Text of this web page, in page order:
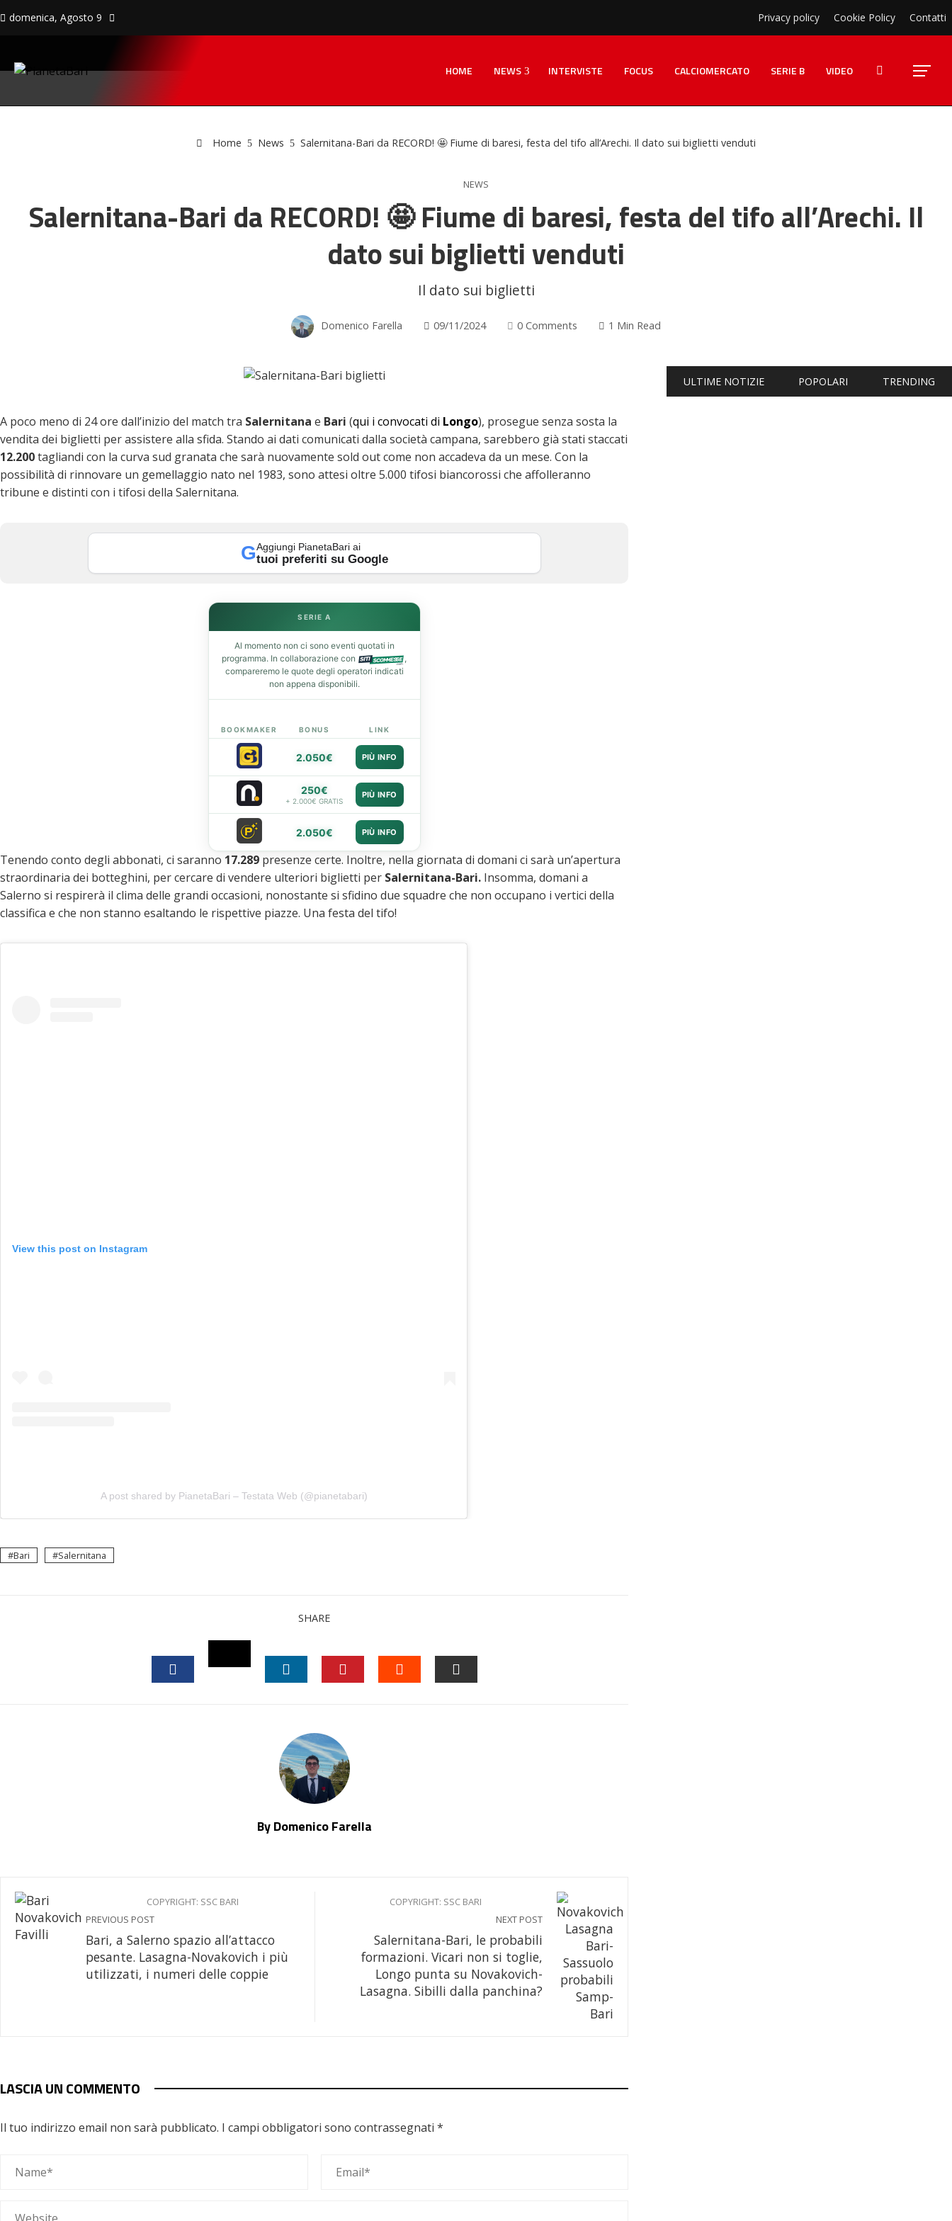
domenica, Agosto 9 Privacy policy Cookie Policy Contatti
HOME NEWS INTERVISTE FOCUS CALCIOMERCATO SERIE B VIDEO
Home News Salernitana-Bari da RECORD! 🤩 Fiume di baresi, festa del tifo all’Arechi. Il dato sui biglietti venduti
NEWS
Salernitana-Bari da RECORD! 🤩 Fiume di baresi, festa del tifo all’Arechi. Il
dato sui biglietti venduti
Il dato sui biglietti
Domenico Farella 09/11/2024 0 Comments 1 Min Read
A poco meno di 24 ore dall’inizio del match tra Salernitana e Bari (qui i convocati di Longo), prosegue senza sosta la
vendita dei biglietti per assistere alla sfida. Stando ai dati comunicati dalla società campana, sarebbero già stati staccati
12.200tagliandi con la curva sud granata che sarà nuovamente sold out come non accadeva da un mese. Con la
possibilità di rinnovare un gemellaggio nato nel 1983, sono attesi oltre 5.000 tifosi biancorossi che affolleranno
tribune e distinti con i tifosi della Salernitana.
GAggiungi PianetaBari ai
tuoi preferiti su Google
SERIE A
Al momento non ci sono eventi quotati in
programma. In collaborazione con
,
compareremo le quote degli operatori indicati
non appena disponibili.
BOOKMAKER BONUS LINK
2.050€ PIÙ INFO
250€
+ 2.000€ GRATIS
PIÙ INFO
2.050€ PIÙ INFO
Tenendo conto degli abbonati, ci saranno 17.289 presenze certe. Inoltre, nella giornata di domani ci sarà un’apertura
straordinaria dei botteghini, per cercare di vendere ulteriori biglietti per Salernitana-Bari. Insomma, domani a
Salerno si respirerà il clima delle grandi occasioni, nonostante si sfidino due squadre che non occupano i vertici della
classifica e che non stanno esaltando le rispettive piazze. Una festa del tifo!
View this post on Instagram
A post shared by PianetaBari – Testata Web (@pianetabari)
Bari Salernitana
SHARE
TWITTER
By Domenico Farella
COPYRIGHT: SSC BARI
PREVIOUS POST
Bari, a Salerno spazio all’attacco
pesante. Lasagna-Novakovich i più
utilizzati, i numeri delle coppie
COPYRIGHT: SSC BARI
NEXT POST
Salernitana-Bari, le probabili
formazioni. Vicari non si toglie,
Longo punta su Novakovich-
Lasagna. Sibilli dalla panchina?
LASCIA UN COMMENTO
Il tuo indirizzo email non sarà pubblicato. I campi obbligatori sono contrassegnati *
ULTIME NOTIZIE POPOLARI TRENDING